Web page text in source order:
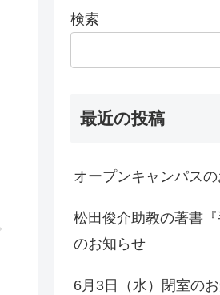
検索
最近の投稿
オープンキャンパス
松田俊介助教の著書
のお知らせ
6月3日（水）閉室の